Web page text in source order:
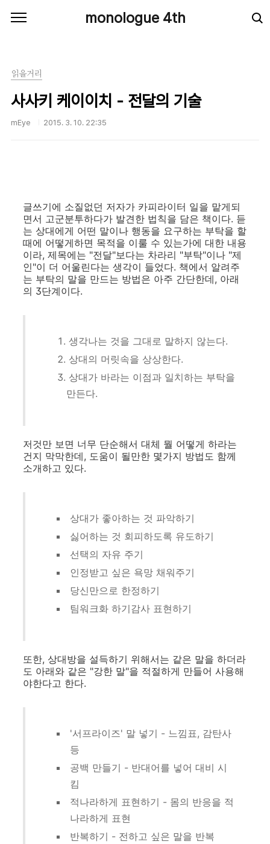
monologue 4th
읽을거리
사사키 케이이치 - 전달의 기술
mEye 2015. 3. 10. 22:35
글쓰기에 소질없던 저자가 카피라이터 일을 맡게되
면서 고군분투하다가 발견한 법칙을 담은 책이다. 듣
는 상대에게 어떤 말이나 행동을 요구하는 부탁을 할
때에 어떻게하면 목적을 이룰 수 있는가에 대한 내용
이라, 제목에는 "전달"보다는 차라리 "부탁"이나 "제
인"이 더 어울린다는 생각이 들었다. 책에서 알려주
는 부탁의 말을 만드는 방법은 아주 간단한데, 아래
의 3단계이다.
생각나는 것을 그대로 말하지 않는다.
상대의 머릿속을 상상한다.
상대가 바라는 이점과 일치하는 부탁을
만든다.
저것만 보면 너무 단순해서 대체 뭘 어떻게 하라는
건지 막막한데, 도움이 될만한 몇가지 방법도 함께
소개하고 있다.
상대가 좋아하는 것 파악하기
싫어하는 것 회피하도록 유도하기
선택의 자유 주기
인정받고 싶은 욕망 채워주기
당신만으로 한정하기
팀워크화 하기감사 표현하기
또한, 상대방을 설득하기 위해서는 같은 말을 하더라
도 아래와 같은 "강한 말"을 적절하게 만들어 사용해
야한다고 한다.
'서프라이즈' 말 넣기 - 느낌표, 감탄사
등
공백 만들기 - 반대어를 넣어 대비 시
킴
적나라하게 표현하기 - 몸의 반응을 적
나라하게 표현
반복하기 - 전하고 싶은 말을 반복